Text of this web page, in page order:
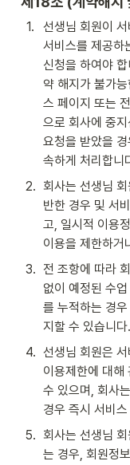
1.
선생님 회원이
서비스를 제공하
신청을 하여야
약 해지가 불가
스 페이지 또는
으로 회사에 중
요청을 받았을
속하게 처리합니
2. 회사는 선생님
반한 경우 및 서
고, 일시적 이용
이용을 제한하거
3. 전 조항에 따라
없이 예정된 수
를 누적하는 경
지할 수 있습니다.
4. 선생님 회원은
이용제한에 대
수 있으며, 회사
경우 즉시 서비
5. 회사는 선생님
는 경우, 회원정